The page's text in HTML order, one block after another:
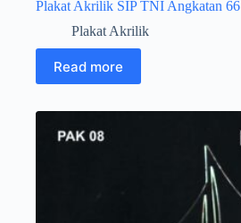
Plakat Akrilik SIP TNI Angkatan 66
Plakat Akrilik
Read more